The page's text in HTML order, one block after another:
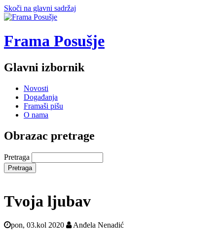
Skoči na glavni sadržaj
Frama Posušje
Glavni izbornik
Novosti
Događanja
Framaši pišu
O nama
Obrazac pretrage
Pretraga
Tvoja ljubav
pon, 03.kol 2020
Anđela Nenadić